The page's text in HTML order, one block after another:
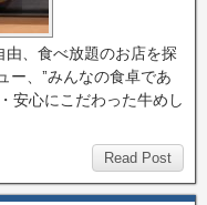
、食べ放題のお店を探
、”みんなの食卓であ
安心にこだわった牛めし
Read Post